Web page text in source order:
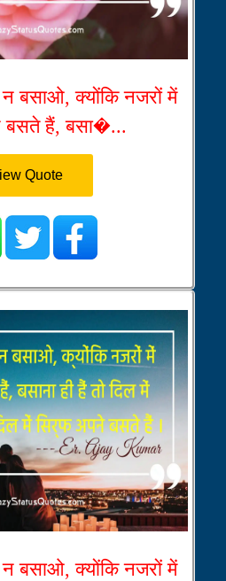
बसाओ, क्योंकि नजरों में
बसते हैं, बसा�...
Quote
बसाओ, क्योंकि नजरों में